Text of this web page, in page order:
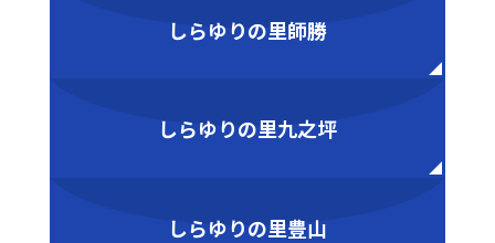
しらゆりの里師勝
しらゆりの里九之坪
しらゆりの里豊山